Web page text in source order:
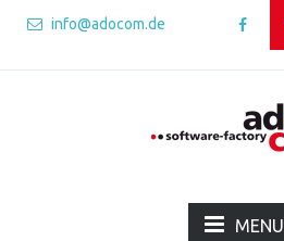
info@adocom.de
MENU